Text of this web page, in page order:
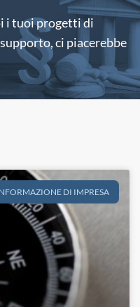
i tuoi progetti di
ci piacerebbe
DI IMPRESA